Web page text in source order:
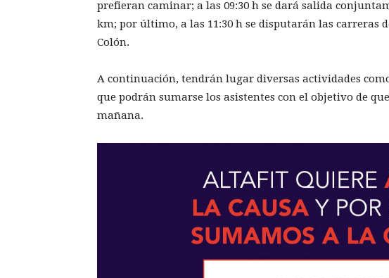
prefieran caminar; a las 09:30 h se dará salida
km; por último, a las 11:30 h se disputarán las carreras
Colón.
A continuación, tendrán lugar diversas actividades
que podrán sumarse los asistentes con el objetivo de
mañana.